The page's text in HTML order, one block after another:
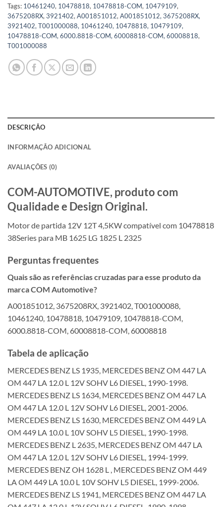
Tags: 10461240, 10478818, 10478818-COM, 10479109,
3675208RX, 3921402, A001851012, A001851012, 3675208RX,
3921402, T001000088, 10461240, 10478818, 10479109,
10478818-COM, 6000.8818-COM, 60008818-COM, 60008818,
T001000088
DESCRIÇÃO
INFORMAÇÃO ADICIONAL
AVALIAÇÕES (0)
COM-AUTOMOTIVE, produto com
Qualidade e Design Original.
Motor de partida 12V 12T 4,5KW compatível com 10478818
38Series para MB 1625 LG 1825 L 2325
Perguntas frequentes
Quais são as referências cruzadas para esse produto da
marca COM Automotive?
A001851012, 3675208RX, 3921402, T001000088,
10461240, 10478818, 10479109, 10478818-COM,
6000.8818-COM, 60008818-COM, 60008818
Tabela de aplicação
MERCEDES BENZ LS 1935, MERCEDES BENZ OM 447 LA
OM 447 LA 12.0 L 12V SOHV L6 DIESEL, 1990-1998.
MERCEDES BENZ LS 1634, MERCEDES BENZ OM 447 LA
OM 447 LA 12.0 L 12V SOHV L6 DIESEL, 2001-2006.
MERCEDES BENZ LS 1630, MERCEDES BENZ OM 449 LA
OM 449 LA 10.0 L 10V SOHV L5 DIESEL, 1990-1998.
MERCEDES BENZ L 2635, MERCEDES BENZ OM 447 LA
OM 447 LA 12.0 L 12V SOHV L6 DIESEL, 1994-1999.
MERCEDES BENZ OH 1628 L , MERCEDES BENZ OM 449
LA OM 449 LA 10.0 L 10V SOHV L5 DIESEL, 1999-2006.
MERCEDES BENZ LS 1941, MERCEDES BENZ OM 447 LA